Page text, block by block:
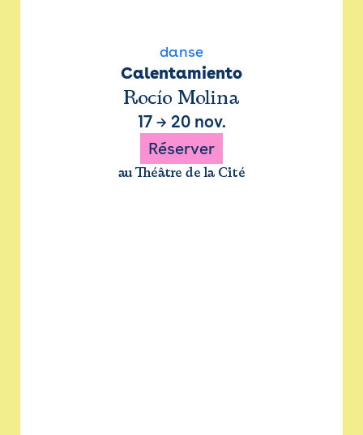
danse
Calentamiento
Rocío Molina
17→ 20 nov.
Réserver
au Théâtre de la Cité